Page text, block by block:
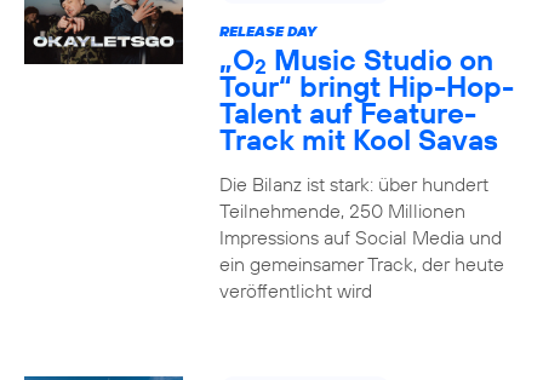
RELEASE DAY
„O2 Music Studio on
Tour“ bringt Hip-Hop-
Talent auf Feature-
Track mit Kool Savas
Die Bilanz ist stark: über hundert
Teilnehmende, 250 Millionen
Impressions auf Social Media und
ein gemeinsamer Track, der heute
veröffentlicht wird